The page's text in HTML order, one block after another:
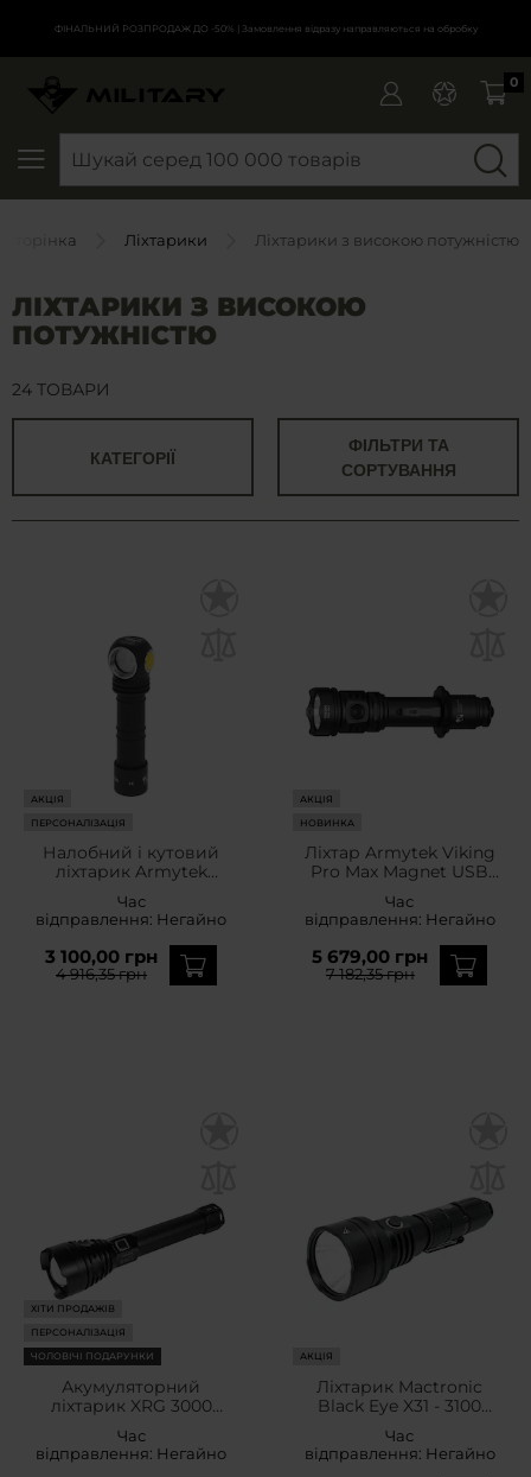
ФІНАЛЬНИЙ РОЗПРОДАЖ ДО -50% | Замовлення відразу направляються на обробку
SEARCH
0
Ліхтарики Ліхтарики з високою потужністю
ЛІХТАРИКИ З ВИСОКОЮ
ПОТУЖНІСТЮ
КАТЕГОРІЇ
ФІЛЬТРИ ТА
СОРТУВАННЯ
24 ТОВАРИ
АКЦІЯ
ПЕРСОНАЛІЗАЦІЯ
Налобний і кутовий
ліхтарик Armytek
USB Warm PCB - 1020
люменів
Час
відправлення: Негайно
3 100,00 грн
4 916,35 грн
АКЦІЯ
НОВИНКА
Ліхтар Armytek Viking
Pro Max Magnet USB
люменів
Час
відправлення: Негайно
5 679,00 грн
7 182,35 грн
ХІТИ ПРОДАЖІВ
ПЕРСОНАЛІЗАЦІЯ
ЧОЛОВІЧІ ПОДАРУНКИ
Акумуляторний
ліхтарик XRG 3000
люменів
Час
відправлення: Негайно
АКЦІЯ
Ліхтарик Mactronic
Black Eye X31 - 3100
Час
відправлення: Негайно